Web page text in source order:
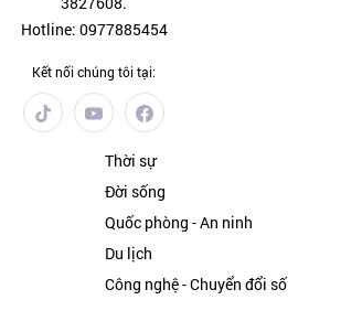
Hotline: 0977885454
Kết nối chúng tôi tại:
Thời sự
Đời sống
Quốc phòng - An ninh
Du lịch
Công nghệ - Chuyển đổi số